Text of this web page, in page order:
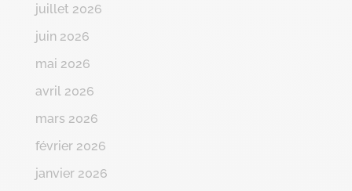
juillet 2026
juin 2026
mai 2026
avril 2026
mars 2026
février 2026
janvier 2026